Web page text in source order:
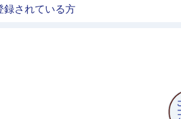
録されている方